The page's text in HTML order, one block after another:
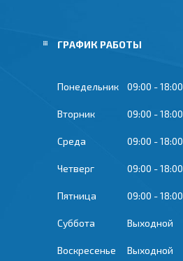
ГРАФИК РАБОТЫ
Понедельник 09:00 18:00
Вторник 09:00 18:00
Среда 09:00 18:00
Четверг 09:00 18:00
Пятница 09:00 18:00
Суббота Выходной
Воскресенье Выходной